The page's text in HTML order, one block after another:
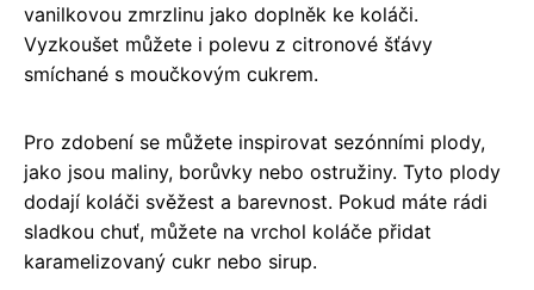
vanilkovou zmrzlinu jako doplněk ke koláči.
Vyzkoušet můžete i polevu z citronové šťávy
smíchané s moučkovým cukrem.
Pro zdobení se můžete inspirovat sezónními plody,
jako jsou maliny, borůvky nebo ostružiny. Tyto plody
dodají koláči svěžest a barevnost. Pokud máte rádi
sladkou chuť, můžete na vrchol koláče přidat
karamelizovaný cukr nebo sirup.